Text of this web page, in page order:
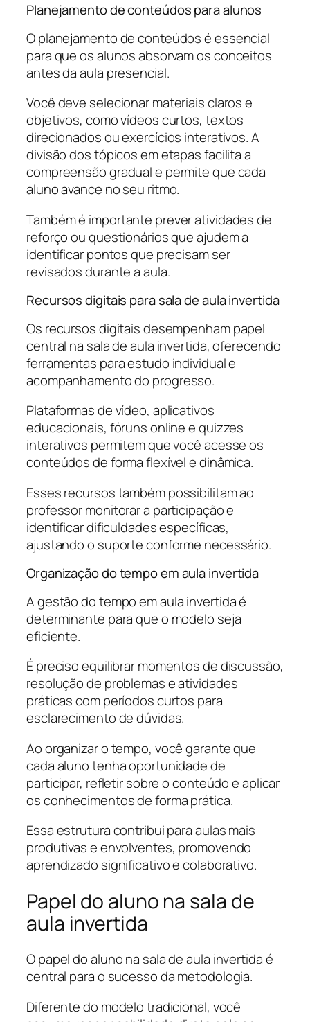
Planejamento de conteúdos para alunos
O planejamento de conteúdos é essencial
para que os alunos absorvam os conceitos
antes da aula presencial.
Você deve selecionar materiais claros e
objetivos, como vídeos curtos, textos
direcionados ou exercícios interativos. A
divisão dos tópicos em etapas facilita a
compreensão gradual e permite que cada
aluno avance no seu ritmo.
Também é importante prever atividades de
reforço ou questionários que ajudem a
identificar pontos que precisam ser
revisados durante a aula.
Recursos digitais para sala de aula invertida
Os recursos digitais desempenham papel
central na sala de aula invertida, oferecendo
ferramentas para estudo individual e
acompanhamento do progresso.
Plataformas de vídeo, aplicativos
educacionais, fóruns online e quizzes
interativos permitem que você acesse os
conteúdos de forma flexível e dinâmica.
Esses recursos também possibilitam ao
professor monitorar a participação e
identificar dificuldades específicas,
ajustando o suporte conforme necessário.
Organização do tempo em aula invertida
A gestão do tempo em aula invertida é
determinante para que o modelo seja
eficiente.
É preciso equilibrar momentos de discussão,
resolução de problemas e atividades
práticas com períodos curtos para
esclarecimento de dúvidas.
Ao organizar o tempo, você garante que
cada aluno tenha oportunidade de
participar, refletir sobre o conteúdo e aplicar
os conhecimentos de forma prática.
Essa estrutura contribui para aulas mais
produtivas e envolventes, promovendo
aprendizado significativo e colaborativo.
Papel do aluno na sala de
aula invertida
O papel do aluno na sala de aula invertida é
central para o sucesso da metodologia.
Diferente do modelo tradicional, você